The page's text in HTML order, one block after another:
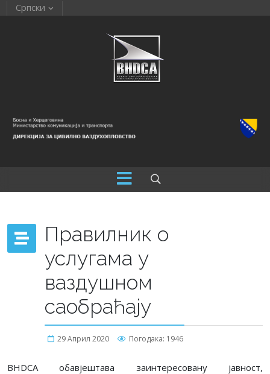
Српски
Правилник о
услугама у
ваздушном
саoбраћају
29 Април 2020 Погодака: 1946
BHDCA обавјештава заинтересовану јавност,